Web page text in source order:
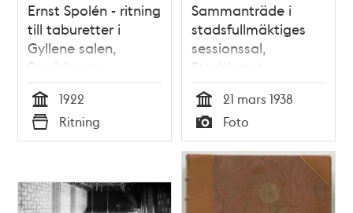
Ernst Spolén - ritning
till taburetter i
Gyllene salen,
Stadshuset
Tid
1922
Typ
Ritning
Sammanträde i
stadsfullmäktiges
sessionssal,
Stadshuset,
Hantverkargatan 1
Tid
21 mars 1938
Typ
Foto